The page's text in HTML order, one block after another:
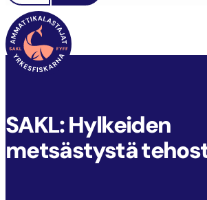
FYFF
SAKL: Hylkeiden
metsästystä